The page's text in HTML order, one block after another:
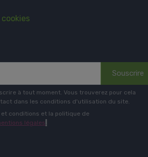
Souscrire
à tout moment. Vous trouverez pour cela
dans les conditions d'utilisation du site.
conditions et la politique de
légales